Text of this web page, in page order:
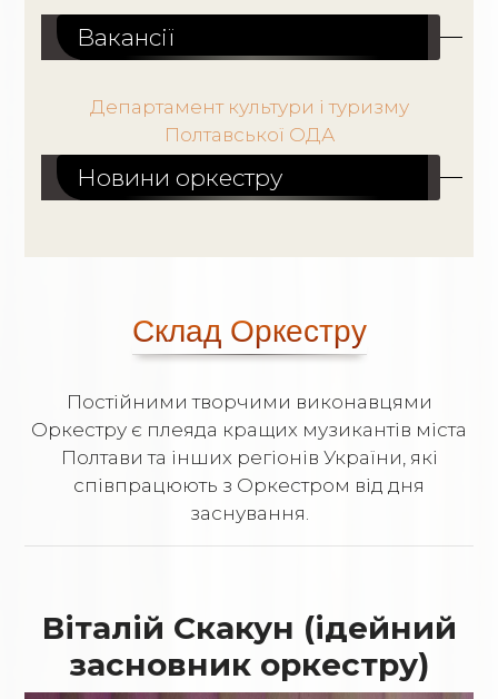
Вакансiї
Департамент культури і туризму
Полтавської ОДА
Новини оркестру
Склад Оркестру
Постійними творчими виконавцями
Оркестру є плеяда кращих музикантів міста
Полтави та інших регіонів України, які
співпрацюють з Оркестром від дня
заснування.
Віталій Скакун (ідейний
засновник оркестру)